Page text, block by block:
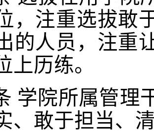
，注重选拔敢
的人员，注重
上历练。
学院所属管理
、敢于担当、